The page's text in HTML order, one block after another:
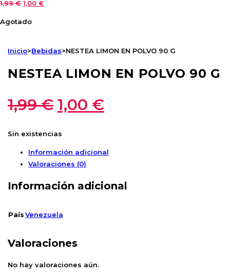
1,99€ El
original
1,99 €.
1,00 €El
1,00 €.
Agotado
Inicio>Bebidas>NESTEA LIMON EN POLVO 90 G
NESTEA LIMON EN POLVO 90 G
1,99€ El
original
era:
1,99 €.
1,00 €El
es:
Sin existencias
Información adicional
Valoraciones (0)
Información adicional
PaísVenezuela
Valoraciones
No hay valoraciones aún.